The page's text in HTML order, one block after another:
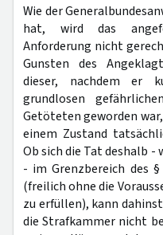
Wie der
hat, wird das
Anforderung nicht
Gunsten des
dieser, nachdem er
grundlosen
Getöteten geworden
einem Zustand
Ob sich die Tat deshalb
- im Grenzbereich des
(freilich ohne die
zu erfüllen), kann
die Strafkammer nicht